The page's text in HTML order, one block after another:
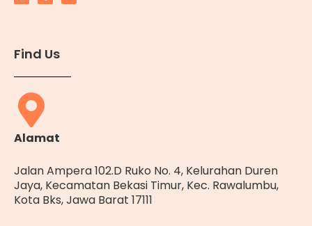
Find Us
Alamat
Jalan Ampera 102.D Ruko No. 4, Kelurahan Duren
Jaya, Kecamatan Bekasi Timur, Kec. Rawalumbu,
Kota Bks, Jawa Barat 17111